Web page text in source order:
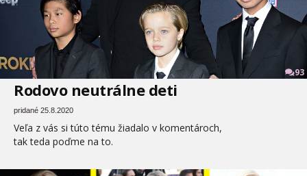
93
Rodovo neutrálne deti
pridané 25.8.2020
Veľa z vás si túto tému žiadalo v komentároch,
tak teda poďme na to.